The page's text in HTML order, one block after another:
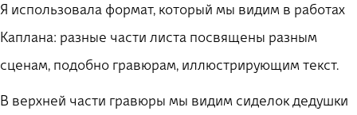
Я использовала формат, который мы видим в работах
Каплана: разные части листа посвящены разным
сценам, подобно гравюрам, иллюстрирующим текст.
В верхней части гравюры мы видим сиделок дедушки